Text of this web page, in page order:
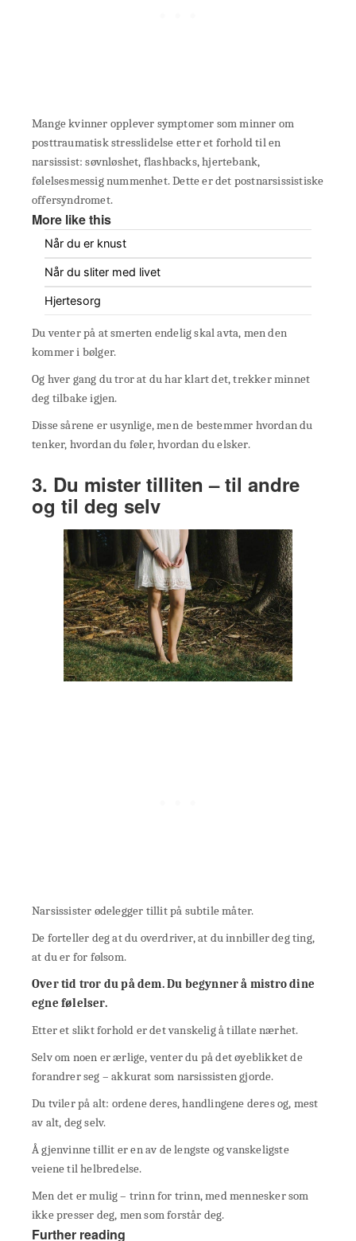
Mange kvinner opplever symptomer som minner om
posttraumatisk stresslidelse etter et forhold til en
narsissist: søvnløshet, flashbacks, hjertebank,
følelsesmessig nummenhet. Dette er det postnarsissistiske
offersyndromet.
More like this
Når du er knust
Når du sliter med livet
Hjertesorg
Du venter på at smerten endelig skal avta, men den
kommer i bølger.
Og hver gang du tror at du har klart det, trekker minnet
deg tilbake igjen.
Disse sårene er usynlige, men de bestemmer hvordan du
tenker, hvordan du føler, hvordan du elsker.
3. Du mister tilliten – til andre
og til deg selv
Narsissister ødelegger tillit på subtile måter.
De forteller deg at du overdriver, at du innbiller deg ting,
at du er for følsom.
Over tid tror du på dem. Du begynner å mistro dine
egne følelser.
Etter et slikt forhold er det vanskelig å tillate nærhet.
Selv om noen er ærlige, venter du på det øyeblikket de
forandrer seg – akkurat som narsissisten gjorde.
Du tviler på alt: ordene deres, handlingene deres og, mest
av alt, deg selv.
Å gjenvinne tillit er en av de lengste og vanskeligste
veiene til helbredelse.
Men det er mulig – trinn for trinn, med mennesker som
ikke presser deg, men som forstår deg.
Further reading